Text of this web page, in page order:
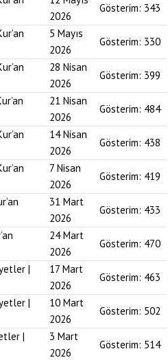
2026
Gösterim: 343
5 Mayıs
2026
Gösterim: 330
28 Nisan
2026
Gösterim: 399
21 Nisan
2026
Gösterim: 484
14 Nisan
2026
Gösterim: 438
7 Nisan
2026
Gösterim: 419
31 Mart
2026
Gösterim: 433
24 Mart
2026
Gösterim: 470
|
17 Mart
2026
Gösterim: 463
|
10 Mart
2026
Gösterim: 502
|
3 Mart
2026
Gösterim: 514